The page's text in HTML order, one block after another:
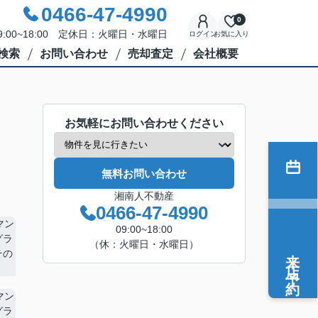
0466-47-4990
定休日：火曜日・水曜日 ログインお気に入り
0
索 お問い合わせ 売却査定 会社概要
お気軽にお問い合わせください
無料お問い合わせ
湘南人不動産
0466-47-4990
09:00~18:00
（休：火曜日・水曜日）
来店予約